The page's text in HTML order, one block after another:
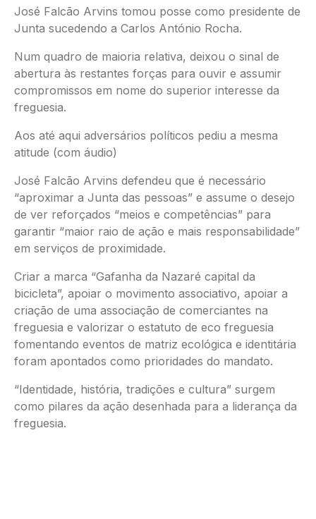
José Falcão Arvins tomou posse como presidente de
Junta sucedendo a Carlos António Rocha.
Num quadro de maioria relativa, deixou o sinal de
abertura às restantes forças para ouvir e assumir
compromissos em nome do superior interesse da
freguesia.
Aos até aqui adversários políticos pediu a mesma
atitude (com áudio)
José Falcão Arvins defendeu que é necessário
“aproximar a Junta das pessoas” e assume o desejo
de ver reforçados “meios e competências” para
garantir “maior raio de ação e mais responsabilidade”
em serviços de proximidade.
Criar a marca “Gafanha da Nazaré capital da
bicicleta”, apoiar o movimento associativo, apoiar a
criação de uma associação de comerciantes na
freguesia e valorizar o estatuto de eco freguesia
fomentando eventos de matriz ecológica e identitária
foram apontados como prioridades do mandato.
“Identidade, história, tradições e cultura” surgem
como pilares da ação desenhada para a liderança da
freguesia.